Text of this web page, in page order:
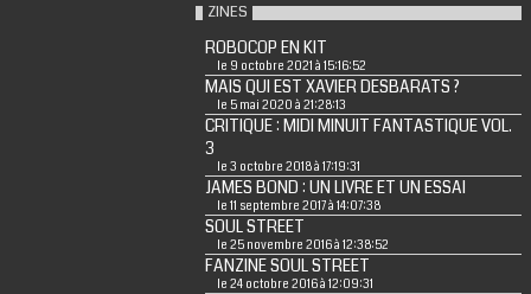
ZINES
ROBOCOP EN KIT
le 9 octobre 2021 à 15:16:52
MAIS QUI EST XAVIER DESBARATS ?
le 5 mai 2020 à 21:28:13
CRITIQUE : MIDI MINUIT FANTASTIQUE VOL.
3
le 3 octobre 2018 à 17:19:31
JAMES BOND : UN LIVRE ET UN ESSAI
le 11 septembre 2017 à 14:07:38
SOUL STREET
le 25 novembre 2016 à 12:38:52
FANZINE SOUL STREET
le 24 octobre 2016 à 12:09:31